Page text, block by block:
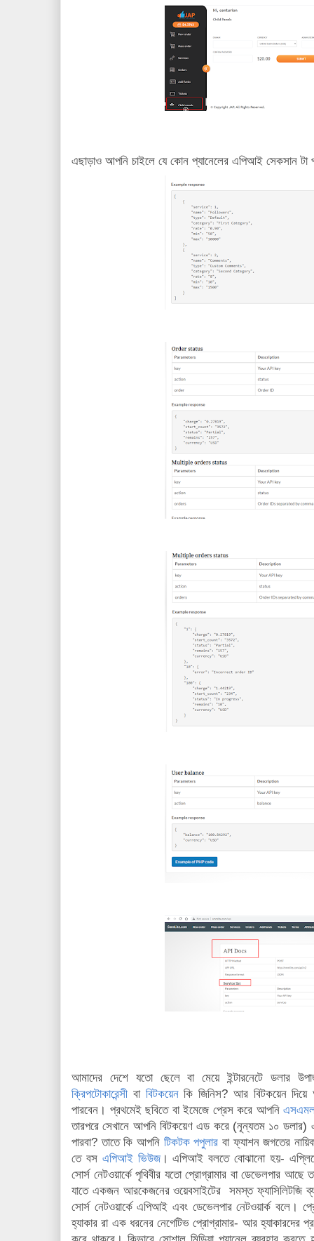
এছাড়াও আপনি চাইলে যে কোন প্যানেলের এপিআই সেকসান টা
আমাদের দেশে যতো ছেলে বা মেয়ে ইন্টারনেটে ডলার
ক্রিপটোকারেন্সী বা বিটকয়েনকি জিনিস? আর বিটকয়েন দিয়ে
পারবেন। প্রথমেই ছবিতে বা ইমেজে প্রেস করে আপনি
তারপরে সেখানে আপনি বিটকয়েণ এড করে (নূন্যতম ১০
পারবা? তাতে কি আপনি টিকটক পপুলার বা ফ্যাশন জগতের
তে বস এপিআই ভিউজ। এপিআই বলতে বোঝানো হয়-
সোর্স নেটওয়ার্কে পৃথিবীর যতো প্রোগ্রামার বা ডেভেলপার
যাতে একজন আরকেজনের ওয়েবসাইটের সমস্ত ফ্যাসিলিটজি
সোর্স নেটওয়ার্কে এপিআই এবং ডেভেলপার নেটওয়ার্ক বলে।
হ্যাকার রা এক ধরনের নেগেটিভ প্রোগ্রামার- আর হ্যাকারদের